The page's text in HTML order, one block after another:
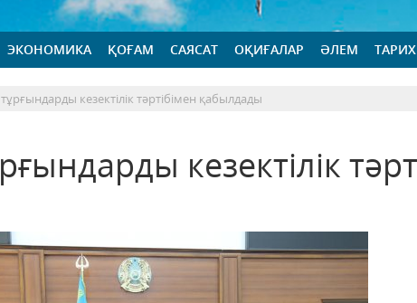
ЭКОНОМИКА ҚОҒАМ САЯСАТ ОҚИҒАЛАР ӘЛЕМ ТАРИХ
кезектілік тәртібімен қабылдады
кезектілік